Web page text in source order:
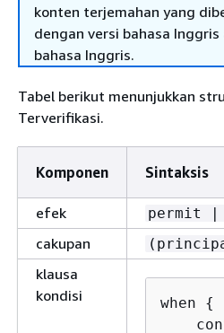
konten terjemahan yang
dengan versi bahasa
bahasa Inggris.
Tabel berikut menunjukkan
Terverifikasi.
Komponen Sintaksis
efek permit
cakupan
klausa
kondisi
when {